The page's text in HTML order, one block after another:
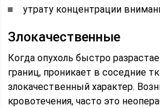
утрату концентрации
Злокачественные
Когда опухоль быстро
границ, проникает в соседние
злокачественный характер.
кровотечения, часто это